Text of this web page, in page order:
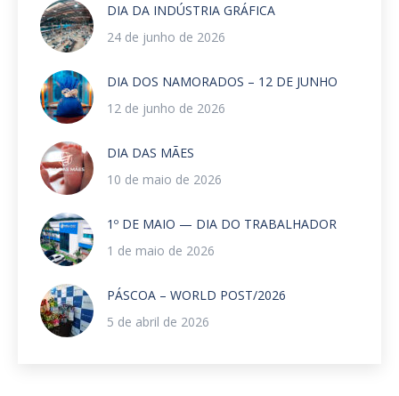
DIA DA INDÚSTRIA GRÁFICA
24 de junho de 2026
DIA DOS NAMORADOS – 12 DE JUNHO
12 de junho de 2026
DIA DAS MÃES
10 de maio de 2026
1º DE MAIO — DIA DO TRABALHADOR
1 de maio de 2026
PÁSCOA – WORLD POST/2026
5 de abril de 2026